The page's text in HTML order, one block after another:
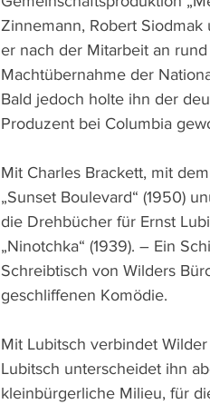
Zinnemann, Robert
er nach der Mitarbeit an
Machtübernahme der
Bald jedoch holte ihn der
Produzent bei Columbia
Mit Charles Brackett, mit
„Sunset Boulevard“ (1950)
die Drehbücher für Ernst
„Ninotchka“ (1939). – Ein
Schreibtisch von Wilders
geschliffenen Komödie.
Mit Lubitsch verbindet
Lubitsch unterscheidet ihn
kleinbürgerliche Milieu, für